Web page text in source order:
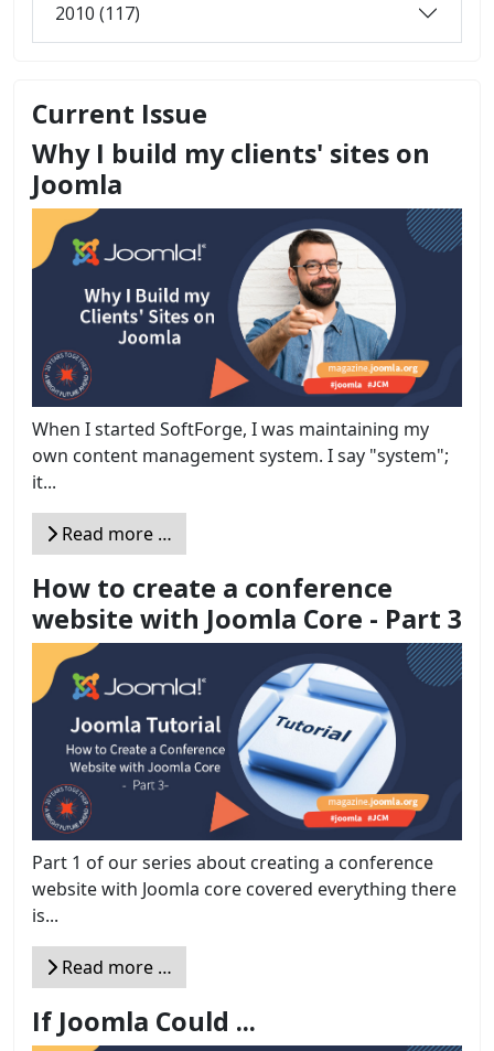
2010 (117)
Current Issue
Why I build my clients' sites on
Joomla
When I started SoftForge, I was maintaining my
own content management system. I say "system";
it...
Read more …
How to create a conference
website with Joomla Core - Part 3
Part 1 of our series about creating a conference
website with Joomla core covered everything there
is...
Read more …
If Joomla Could ...